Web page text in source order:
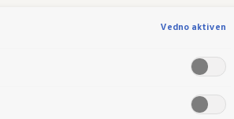
Vedno aktiven